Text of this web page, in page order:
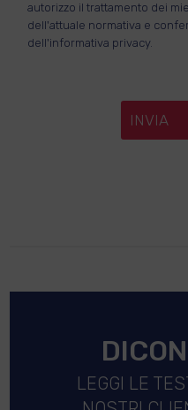
autorizzo il trattamento dei
dell'attuale normativa e
dell'informativa privacy.
INVIA
LEGGI LE